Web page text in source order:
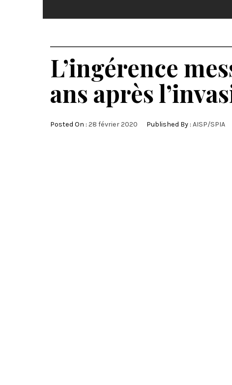
L’ingérence
ans après
Posted On : 28 février 2020 Published By : AISP/SPIA